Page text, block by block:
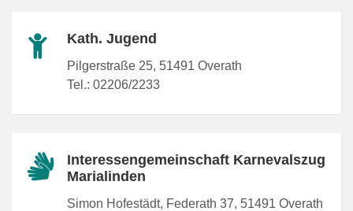
Kath. Jugend
Pilgerstraße 25, 51491 Overath
Tel.: 02206/2233
Interessengemeinschaft Karnevalszug
Marialinden
Simon Hofestädt, Federath 37, 51491 Overath